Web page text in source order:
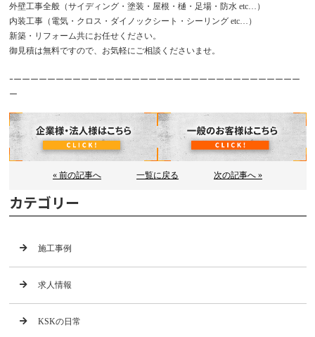
外壁工事全般（サイディング・塗装・屋根・樋・足場・防水 etc…）
内装工事（電気・クロス・ダイノックシート・シーリング etc…）
新築・リフォーム共にお任せください。
御見積は無料ですので、お気軽にご相談くださいませ。
ｰーーーーーーーーーーーーーーーーーーーーーーーーーーーーーーーーーー
ー
« 前の記事へ 一覧に戻る 次の記事へ »
カテゴリー
施工事例
求人情報
KSKの日常